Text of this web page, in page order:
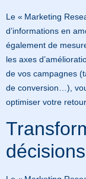
Le « Marketing
d’informations en
également de
les axes
de vos campagnes
de conversion…),
optimiser votre